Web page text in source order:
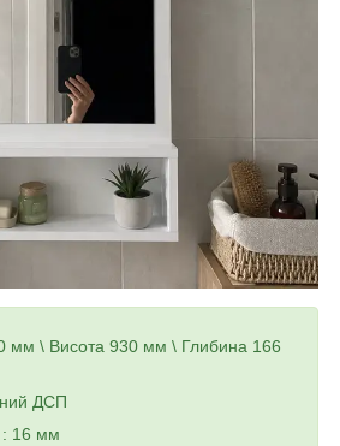
мм \ Висота 930 мм \ Глибина 166
ДСП
: 16 мм